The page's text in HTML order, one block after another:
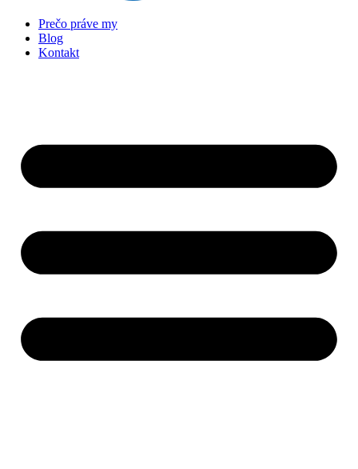
Prečo práve my
Blog
Kontakt